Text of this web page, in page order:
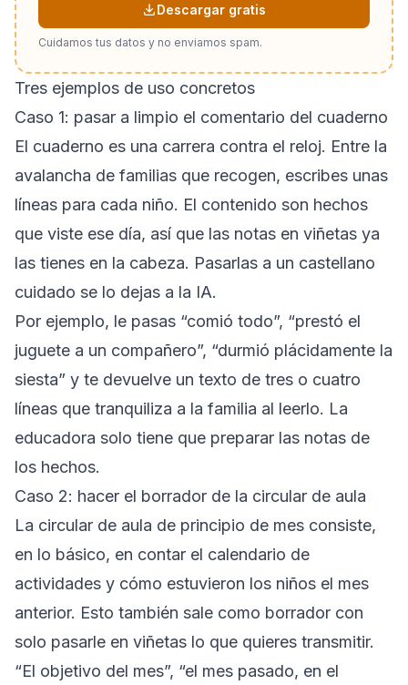
Descargar gratis
Cuidamos tus datos y no enviamos spam.
Tres ejemplos de uso concretos
Caso 1: pasar a limpio el comentario del cuaderno
El cuaderno es una carrera contra el reloj. Entre la
avalancha de familias que recogen, escribes unas
líneas para cada niño. El contenido son hechos
que viste ese día, así que las notas en viñetas ya
las tienes en la cabeza. Pasarlas a un castellano
cuidado se lo dejas a la IA.
Por ejemplo, le pasas “comió todo”, “prestó el
juguete a un compañero”, “durmió plácidamente la
siesta” y te devuelve un texto de tres o cuatro
líneas que tranquiliza a la familia al leerlo. La
educadora solo tiene que preparar las notas de
los hechos.
Caso 2: hacer el borrador de la circular de aula
La circular de aula de principio de mes consiste,
en lo básico, en contar el calendario de
actividades y cómo estuvieron los niños el mes
anterior. Esto también sale como borrador con
solo pasarle en viñetas lo que quieres transmitir.
“El objetivo del mes”, “el mes pasado, en el